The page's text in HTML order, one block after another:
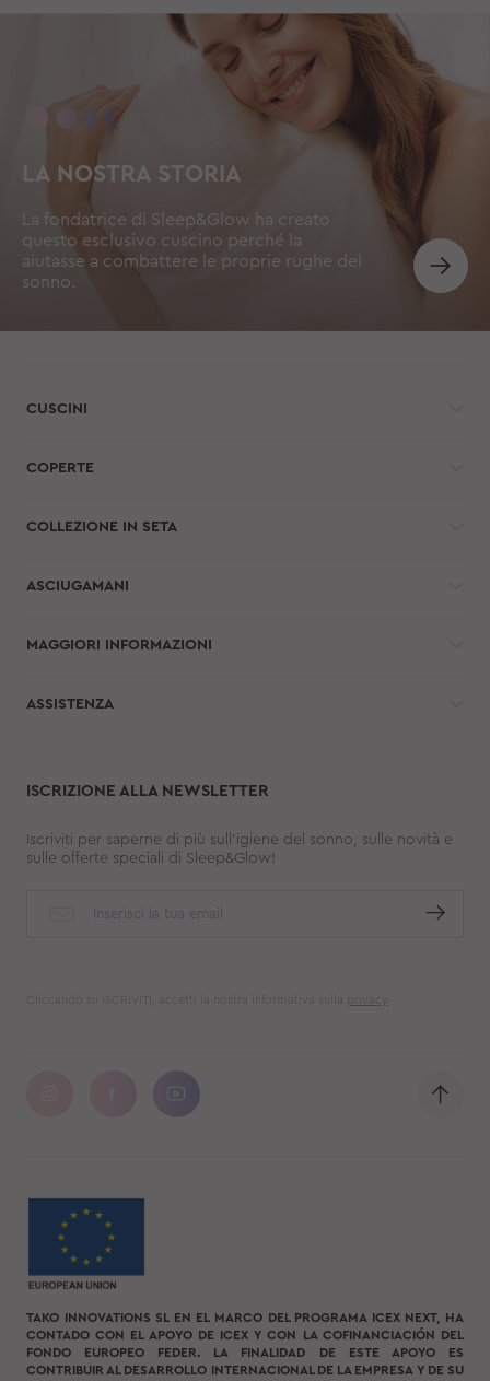
LA NOSTRA STORIA
La fondatrice di Sleep&Glow ha creato
questo esclusivo cuscino perché la
aiutasse a combattere le proprie rughe del
sonno.
CUSCINI
COPERTE
COLLEZIONE IN SETA
ASCIUGAMANI
MAGGIORI INFORMAZIONI
ASSISTENZA
ISCRIZIONE ALLA NEWSLETTER
Iscriviti per saperne di più sull'igiene del sonno, sulle novità e
sulle offerte speciali di Sleep&Glow!
Cliccando su ISCRIVITI, accetti la nostra informativa sulla privacy
TAKO INNOVATIONS SL EN EL MARCO DEL PROGRAMA ICEX NEXT, HA
CONTADO CON EL APOYO DE ICEX Y CON LA COFINANCIACIÓN DEL
FONDO EUROPEO FEDER. LA FINALIDAD DE ESTE APOYO ES
CONTRIBUIR AL DESARROLLO INTERNACIONAL DE LA EMPRESA Y DE SU